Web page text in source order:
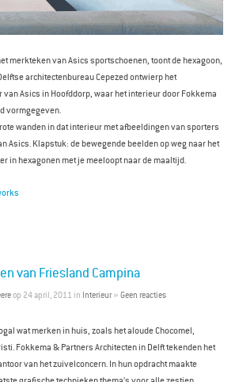
merkteken van Asics sportschoenen, toont de hexagoon,
architectenbureau Cepezed ontwierp het
Asics in Hoofddorp, waar het interieur door Fokkema
vormgegeven.
wanden in dat interieur met afbeeldingen van sporters
Asics. Klapstuk: de bewegende beelden op weg naar het
in hexagonen met je meeloopt naar de maaltijd.
van Friesland Campina
op 24 april, 2011 in Interieur» Geen reacties
wat merken in huis, zoals het aloude Chocomel,
Fokkema & Partners Architecten in Delft tekenden het
van het zuivelconcern. In hun opdracht maakte